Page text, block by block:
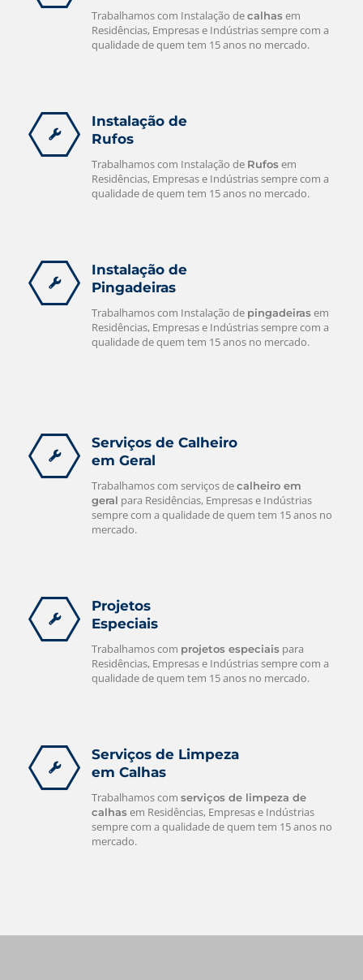
Trabalhamos com Instalação decalhasem
Residências, Empresas e Indústrias sempre com a
qualidade de quem tem 15 anos no mercado.
Instalação de
Rufos
Trabalhamos com Instalação de Rufosem
Residências, Empresas e Indústrias sempre com a
qualidade de quem tem 15 anos no mercado.
Instalação de
Pingadeiras
Trabalhamos com Instalação de pingadeirasem
Residências, Empresas e Indústrias sempre com a
qualidade de quem tem 15 anos no mercado.
Serviços de Calheiro
em Geral
Trabalhamos com serviços decalheiro em
geral para Residências, Empresas e Indústrias
sempre com a qualidade de quem tem 15 anos no
mercado.
Projetos
Especiais
Trabalhamos com projetos especiais para
Residências, Empresas e Indústrias sempre com a
qualidade de quem tem 15 anos no mercado.
Serviços de Limpeza
em Calhas
Trabalhamos com serviços de limpeza de
calhasem Residências, Empresas e Indústrias
sempre com a qualidade de quem tem 15 anos no
mercado.